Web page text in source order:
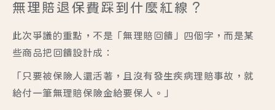
無理賠退保費踩到什麼紅線？
此次爭議的重點，不是「無理賠回饋」四個字，而是某
些商品把回饋設計成：
「只要被保險人還活著，且沒有發生疾病理賠事故，就
給付一筆無理賠保險金給要保人。」